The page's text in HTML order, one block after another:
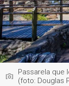
Passarela que
(foto: Douglas